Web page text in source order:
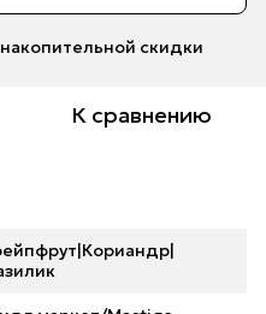
скидки
К сравнению